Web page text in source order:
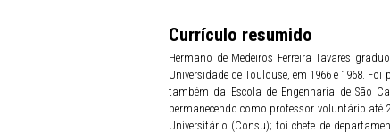
Currículo resumido
Hermano de Medeiros Ferreira Tavares
Universidade de Toulouse, em 1966 e 1968.
também da Escola de Engenharia de São
permanecendo como professor voluntário até
Universitário (Consu); foi chefe de